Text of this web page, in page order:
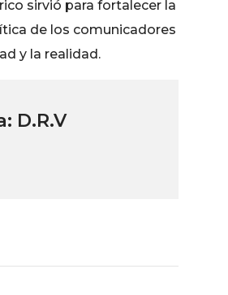
sirvió para fortalecer la
de los comunicadores
y la realidad.
D.R.V